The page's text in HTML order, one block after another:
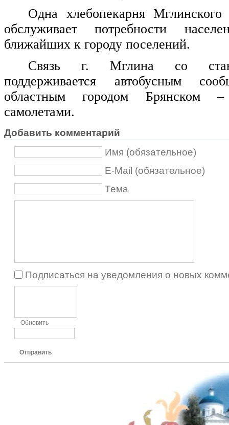
Одна хлебопекарня Мглинского
обслуживает потребности
ближайших к городу поселений.
Связь г. Мглина со
поддерживается автобусным
областным городом Брянском
самолетами.
Добавить комментарий
Имя (обязательное)
E-Mail (обязательное)
Тема
Подписаться на уведомления о новых
Обновить
Отправить